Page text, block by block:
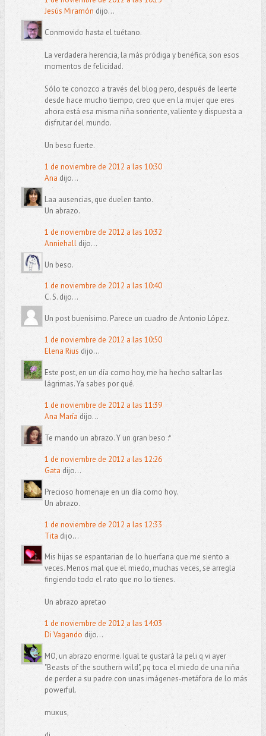
Jesús Miramón dijo...
Conmovido hasta el tuétano.
La verdadera herencia, la más pródiga y benéfica, son esos
momentos de felicidad.
Sólo te conozco a través del blog pero, después de leerte
desde hace mucho tiempo, creo que en la mujer que eres
ahora está esa misma niña sonriente, valiente y dispuesta a
disfrutar del mundo.
Un beso fuerte.
1 de noviembre de 2012 a las 10:30
Ana dijo...
Laa ausencias, que duelen tanto.
Un abrazo.
1 de noviembre de 2012 a las 10:32
Anniehalldijo...
Un beso.
1 de noviembre de 2012 a las 10:40
C. S. dijo...
Un post buenísimo. Parece un cuadro de Antonio López.
1 de noviembre de 2012 a las 10:50
Elena Rius dijo...
Este post, en un día como hoy, me ha hecho saltar las
lágrimas. Ya sabes por qué.
1 de noviembre de 2012 a las 11:39
Ana María dijo...
Te mando un abrazo. Y un gran beso :*
1 de noviembre de 2012 a las 12:26
Gata dijo...
Precioso homenaje en un día como hoy.
Un abrazo.
1 de noviembre de 2012 a las 12:33
Tita dijo...
Mis hijas se espantarian de lo huerfana que me siento a
veces. Menos mal que el miedo, muchas veces, se arregla
fingiendo todo el rato que no lo tienes.
Un abrazo apretao
1 de noviembre de 2012 a las 14:03
Di Vagando dijo...
MO, un abrazo enorme. Igual te gustará la peli q vi ayer
"Beasts of the southern wild", pq toca el miedo de una niña
de perder a su padre con unas imágenes-metáfora de lo más
powerful.
muxus,